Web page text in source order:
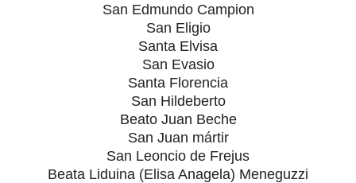
San Edmundo Campion
San Eligio
Santa Elvisa
San Evasio
Santa Florencia
San Hildeberto
Beato Juan Beche
San Juan mártir
San Leoncio de Frejus
Beata Liduina (Elisa Anagela) Meneguzzi